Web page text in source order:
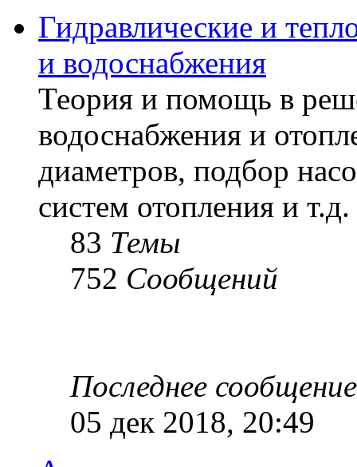
Гидравлические и
и водоснабжения
Теория и помощь в
водоснабжения и
диаметров, подбор
систем отопления и т.д.
83 Темы
752 Сообщений
Последнее сообщение
05 дек 2018, 20:49